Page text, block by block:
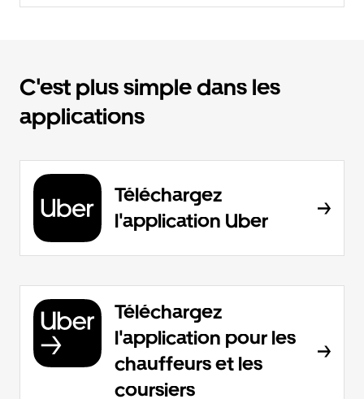
C'est plus simple dans les
applications
Téléchargez
l'application Uber
Téléchargez
l'application pour les
chauffeurs et les
coursiers